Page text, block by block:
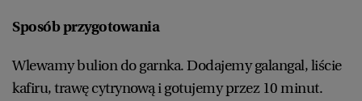
Sposób przygotowania
Wlewamy bulion do garnka. Dodajemy galangal, liście
kafiru, trawę cytrynową i gotujemy przez 10 minut.